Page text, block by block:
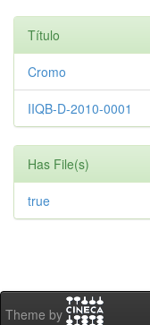
Título
Cromo
IIQB-D-2010-0001
Has File(s)
true
Theme by